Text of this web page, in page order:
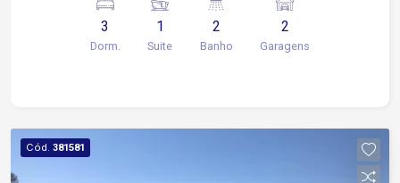
3
Dorm.
1
Suite
2
Banho
2
Garagens
Cód. 381581